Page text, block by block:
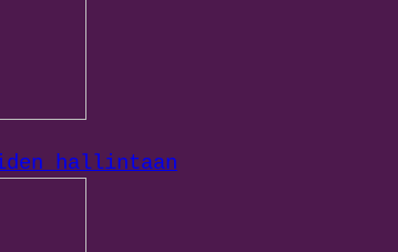
hallintaan